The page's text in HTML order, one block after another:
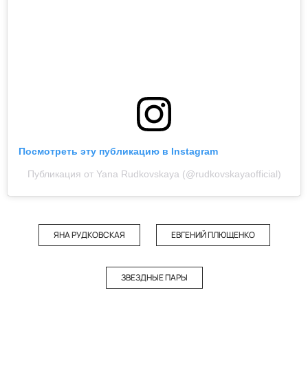
Посмотреть эту публикацию в Instagram
Публикация от Yana Rudkovskaya (@rudkovskayaofficial)
ЯНА РУДКОВСКАЯ ЕВГЕНИЙ ПЛЮЩЕНКО
ЗВЕЗДНЫЕ ПАРЫ